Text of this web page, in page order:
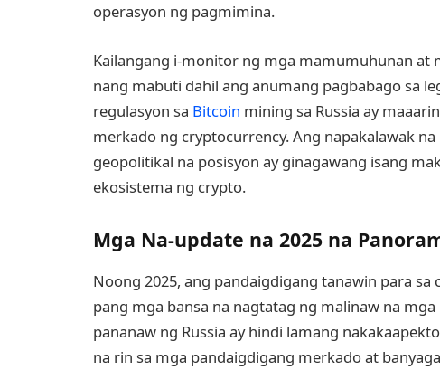
operasyon ng pagmimina.
Kailangang i-monitor ng mga mamumuhunan at
nang mabuti dahil ang anumang pagbabago sa
regulasyon sa Bitcoin mining sa Russia ay
merkado ng cryptocurrency. Ang napakalawak
geopolitikal na posisyon ay ginagawang isang
ekosistema ng crypto.
Mga Na-update na 2025 na
Noong 2025, ang pandaigdigang tanawin para
pang mga bansa na nagtatag ng malinaw na
pananaw ng Russia ay hindi lamang
na rin sa mga pandaigdigang merkado at